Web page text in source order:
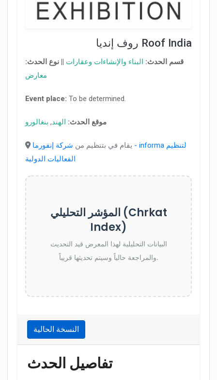
روف إنديا Roof India
قسم الحدث: البناء والإنشاءات وعقارات || نوع الحدث:
معارض
Event place: To be determined.
موقع الحدث: الهند, بنغالورو
يقام في بتنظيم من شركة إنفورما - informa لتنظيم
الفعاليات الدولية
المؤشر التحليلي (Chrkat
Index)
البيانات التحليلية لهذا المعرض قيد التحديث
والمراجعة حالياً وسيتم تحديثها قريباً.
النسخة الحالية
تفاصيل الحدث